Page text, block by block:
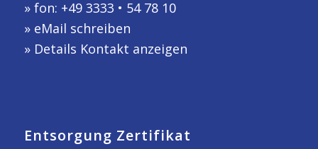
» fon: +49 3333 • 54 78 10
» eMail schreiben
» Details Kontakt anzeigen
Entsorgung Zertifikat